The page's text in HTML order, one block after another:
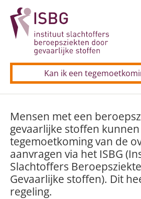
Beroepsziekten
Allergisch beroepsastma
CSE (schildersziekte)
Longkanker door asbest
Longkanker door silica
Neus(bijholte)kanker door
Silicose (stoflongen)
Uw aanvraag in 5 stappen
Veelgestelde vragen
Voor professionals
Allergisch beroepsastma
CSE (schildersziekte)
Longkanker door asbest
Longkanker door silica
Contact
Kan ik een
Mensen met een
gevaarlijke stoffen
tegemoetkoming van de
aanvragen via het ISBG
Slachtoffers
Gevaarlijke stoffen). Dit
regeling.